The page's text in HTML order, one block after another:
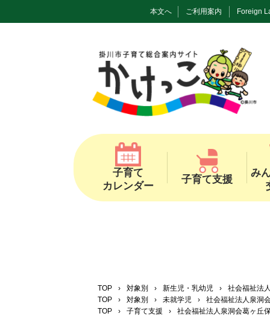
本文へ ご利用案内 Foreign
子育て
カレンダー
子育て支援
み
TOP › 対象別 › 新生児・乳幼児 ›
社会福祉法
TOP
› 対象別 › 未就学児 ›
社会福祉法人泉洞
TOP
› 子育て支援 › 社会福祉法人泉洞会葛ヶ丘